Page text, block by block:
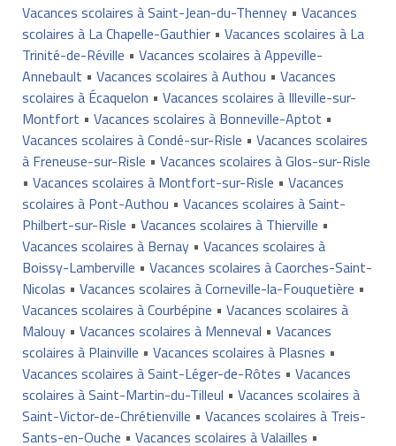
Vacances scolaires à Saint-Jean-du-Thenney• Vacances
scolaires à La Chapelle-Gauthier• Vacances scolaires à La
Trinité-de-Réville • Vacances scolaires à Appeville-
Annebault • Vacances scolaires à Authou • Vacances
scolaires à Écaquelon • Vacances scolaires à Illeville-sur-
Montfort • Vacances scolaires à Bonneville-Aptot •
Vacances scolaires à Condé-sur-Risle • Vacances scolaires
à Freneuse-sur-Risle • Vacances scolaires à Glos-sur-Risle
• Vacances scolaires à Montfort-sur-Risle • Vacances
scolaires à Pont-Authou • Vacances scolaires à Saint-
Philbert-sur-Risle • Vacances scolaires à Thierville •
Vacances scolaires à Bernay• Vacances scolaires à
Boissy-Lamberville • Vacances scolaires à Caorches-Saint-
Nicolas • Vacances scolaires à Corneville-la-Fouquetière •
Vacances scolaires à Courbépine • Vacances scolaires à
Malouy• Vacances scolaires à Menneval • Vacances
scolaires à Plainville • Vacances scolaires à Plasnes •
Vacances scolaires à Saint-Léger-de-Rôtes • Vacances
scolaires à Saint-Martin-du-Tilleul • Vacances scolaires à
Saint-Victor-de-Chrétienville • Vacances scolaires à Treis-
Sants-en-Ouche • Vacances scolaires à Valailles •